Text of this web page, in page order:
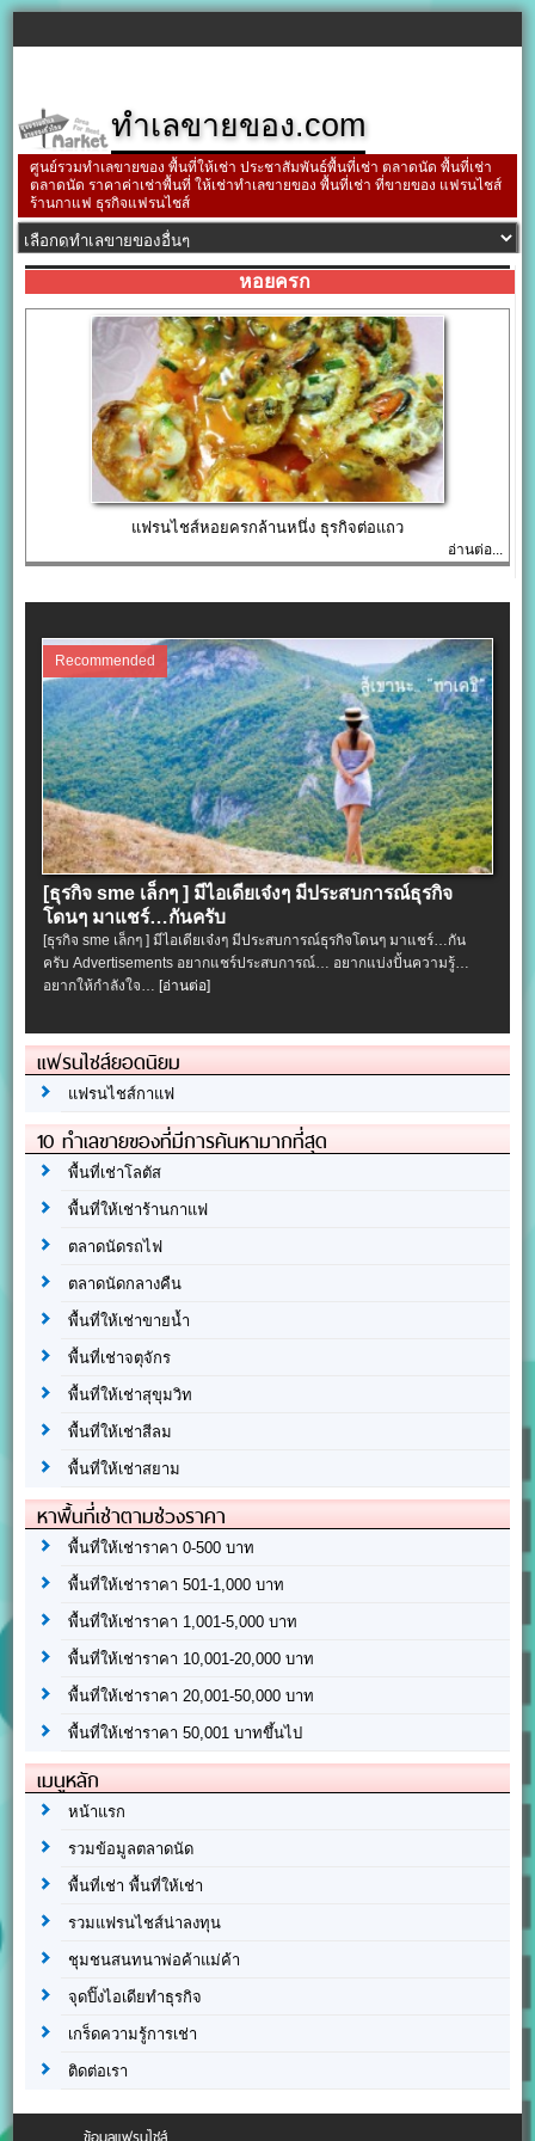
ทำเลขายของ.com
ศูนย์รวมทำเลขายของ พื้นที่ให้เช่า ประชาสัมพันธ์พื้นที่เช่า ตลาดนัด พื้นที่เช่า
ตลาดนัด ราคาค่าเช่าพื้นที่ ให้เช่าทำเลขายของ พื้นที่เช่า ที่ขายของ แฟรนไชส์
ร้านกาแฟ ธุรกิจแฟรนไชส์
หอยครก
แฟรนไชส์หอยครกล้านหนึ่ง ธุรกิจต่อแถว
อ่านต่อ...
Recommended
[ธุรกิจ sme เล็กๆ ] มีไอเดียเจ๋งๆ มีประสบการณ์ธุรกิจ
โดนๆ มาแชร์…กันครับ
[ธุรกิจ sme เล็กๆ ] มีไอเดียเจ๋งๆ มีประสบการณ์ธุรกิจโดนๆ มาแชร์…กัน
ครับ Advertisements อยากแชร์ประสบการณ์… อยากแบ่งปั้นความรู้…
อยากให้กำลังใจ…[อ่านต่อ]
แฟรนไชส์ยอดนิยม
แฟรนไชส์กาแฟ
10 ทำเลขายของที่มีการค้นหามากที่สุด
พื้นที่เช่าโลตัส
พื้นที่ให้เช่าร้านกาแฟ
ตลาดนัดรถไฟ
ตลาดนัดกลางคืน
พื้นที่ให้เช่าขายน้ำ
พื้นที่เช่าจตุจักร
พื้นที่ให้เช่าสุขุมวิท
พื้นที่ให้เช่าสีลม
พื้นที่ให้เช่าสยาม
หาพื้นที่เช่าตามช่วงราคา
พื้นที่ให้เช่าราคา 0-500 บาท
พื้นที่ให้เช่าราคา 501-1,000 บาท
พื้นที่ให้เช่าราคา 1,001-5,000 บาท
พื้นที่ให้เช่าราคา 10,001-20,000 บาท
พื้นที่ให้เช่าราคา 20,001-50,000 บาท
พื้นที่ให้เช่าราคา 50,001 บาทขึ้นไป
เมนูหลัก
หน้าแรก
รวมข้อมูลตลาดนัด
พื้นที่เช่า พื้นที่ให้เช่า
รวมแฟรนไชส์น่าลงทุน
ชุมชนสนทนาพ่อค้าแม่ค้า
จุดปิ๊งไอเดียทำธุรกิจ
เกร็ดความรู้การเช่า
ติดต่อเรา